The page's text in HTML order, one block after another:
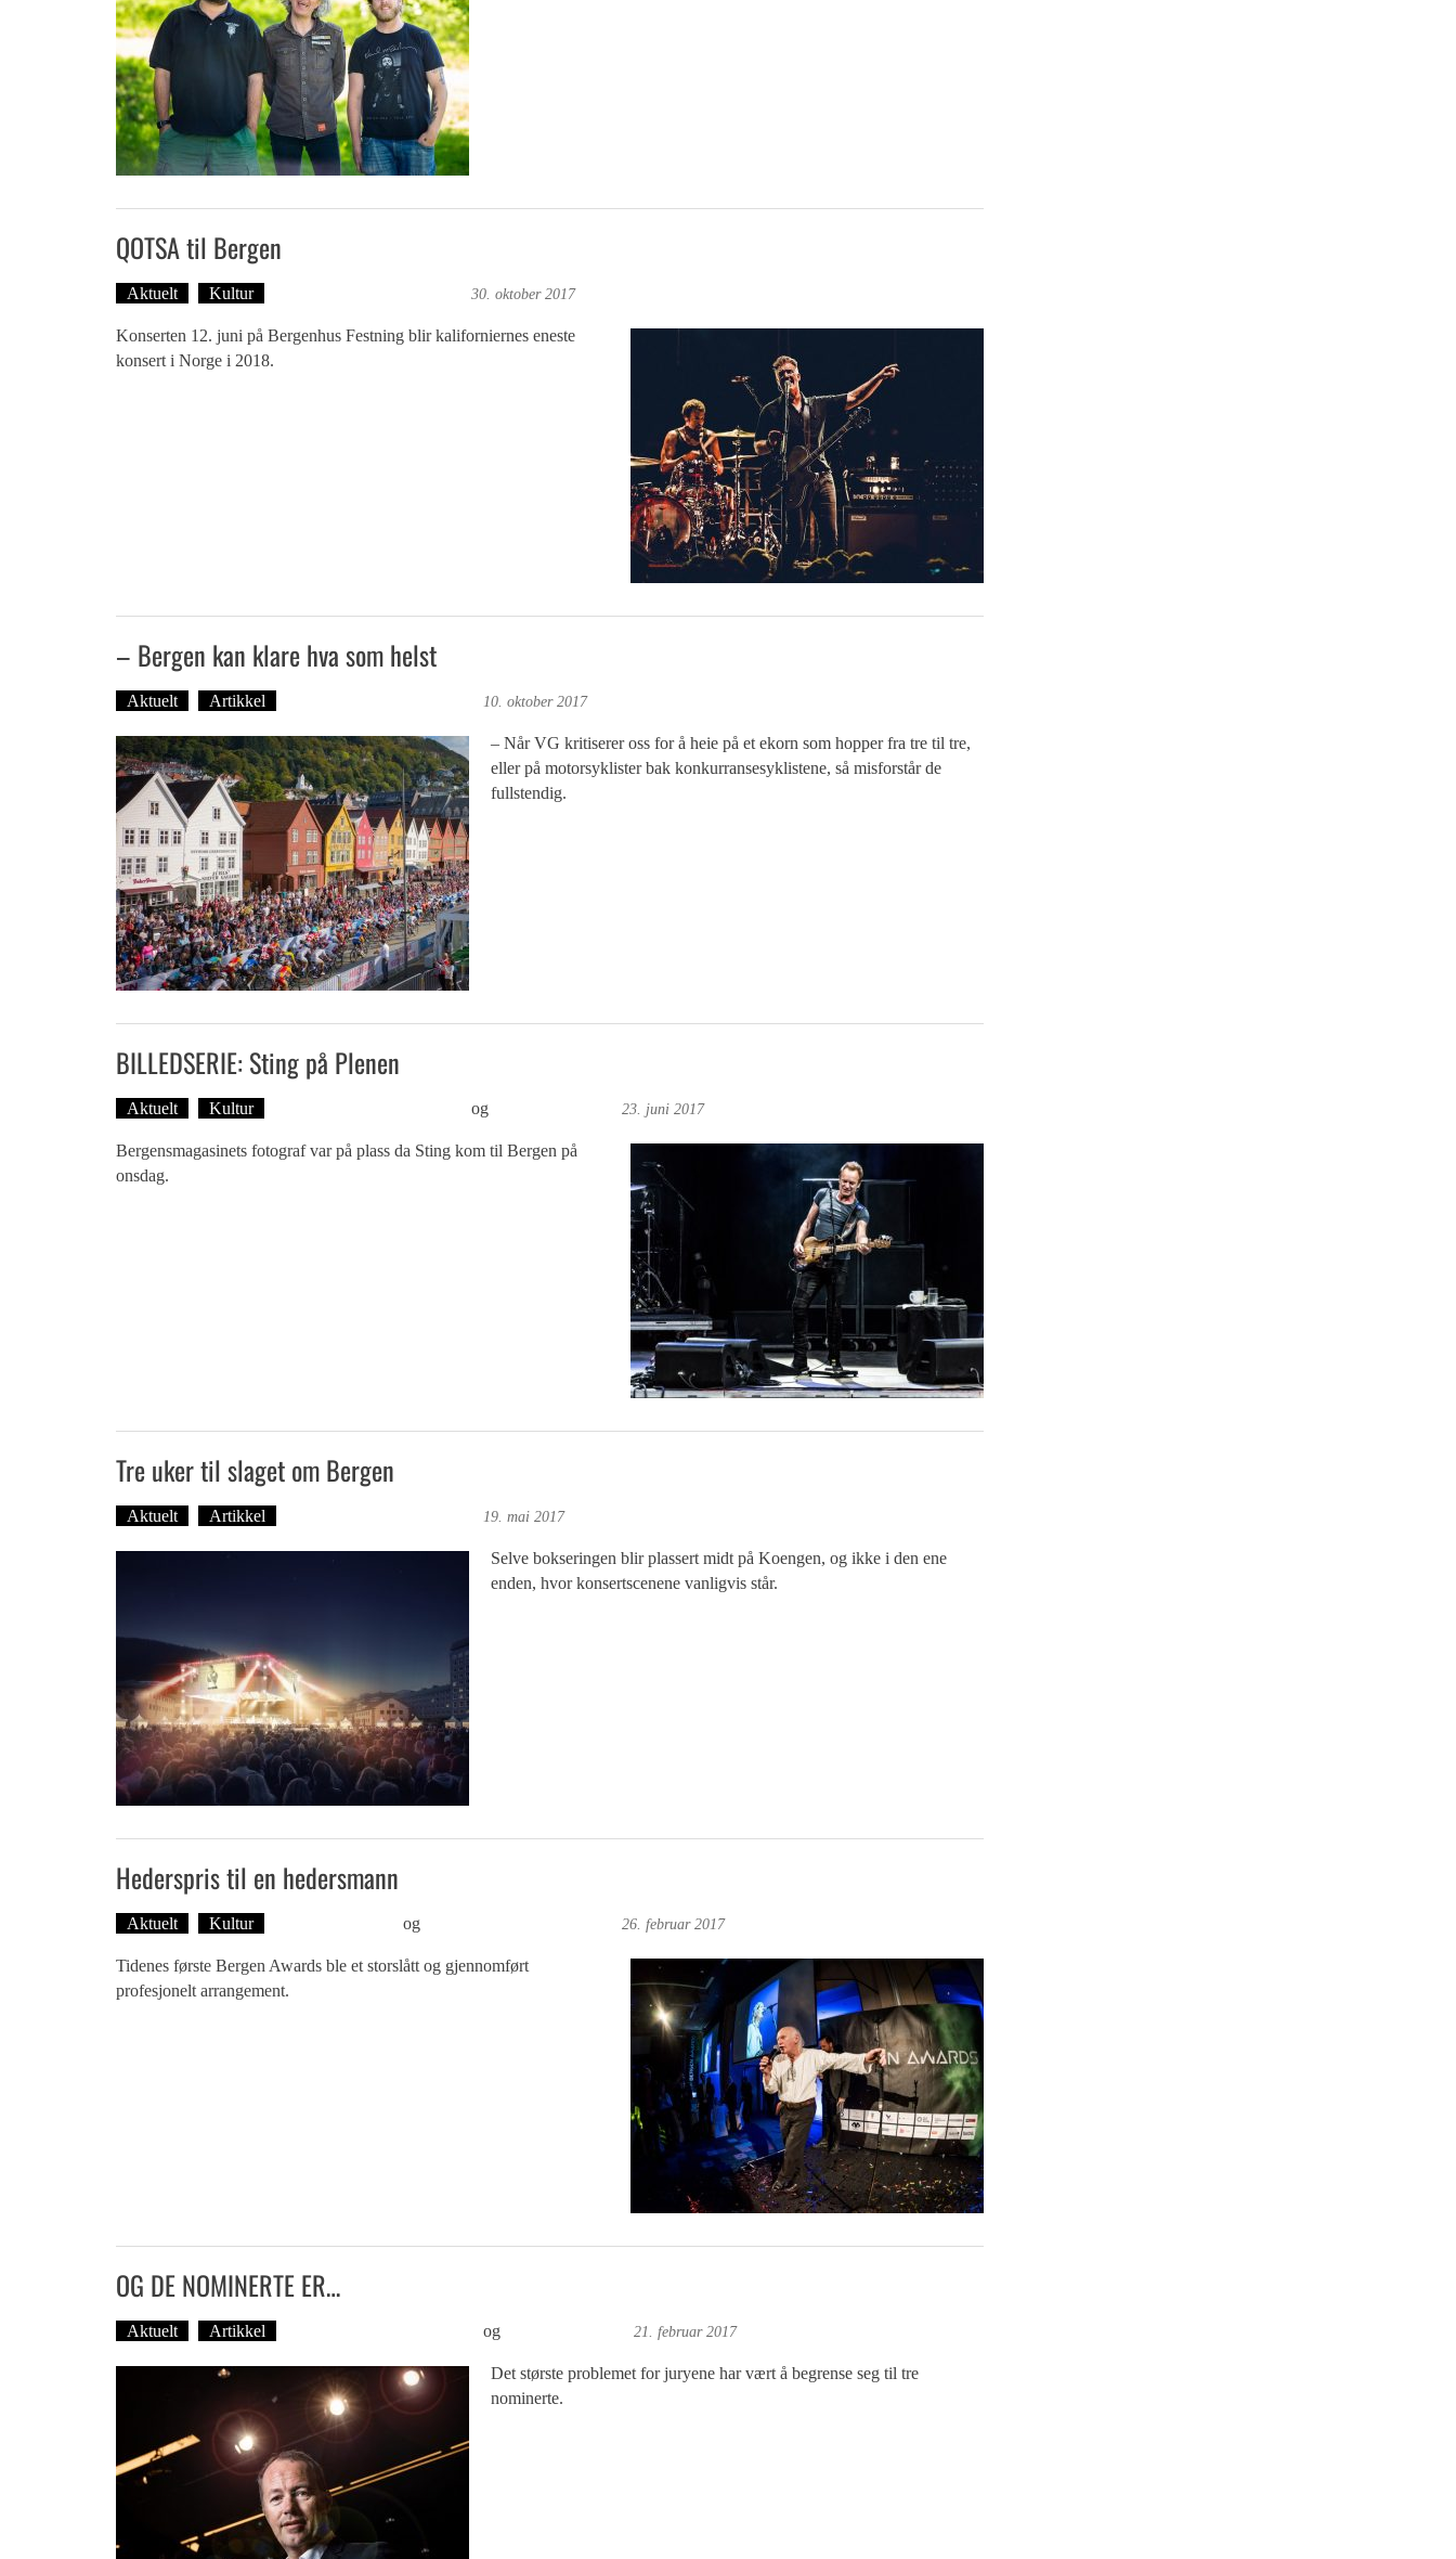
QOTSA til Bergen
Aktuelt Kultur 30. oktober 2017
Konserten 12. juni på Bergenhus Festning blir kaliforniernes eneste
konsert i Norge i 2018.
– Bergen kan klare hva som helst
Aktuelt Artikkel 10. oktober 2017
– Når VG kritiserer oss for å heie på et ekorn som hopper fra tre til tre,
eller på motorsyklister bak konkurransesyklistene, så misforstår de
fullstendig.
BILLEDSERIE: Sting på Plenen
Aktuelt Kultur og 23. juni 2017
Bergensmagasinets fotograf var på plass da Sting kom til Bergen på
onsdag.
Tre uker til slaget om Bergen
Aktuelt Artikkel 19. mai 2017
Selve bokseringen blir plassert midt på Koengen, og ikke i den ene
enden, hvor konsertscenene vanligvis står.
Hederspris til en hedersmann
Aktuelt Kultur og 26. februar 2017
Tidenes første Bergen Awards ble et storslått og gjennomført
profesjonelt arrangement.
OG DE NOMINERTE ER…
Aktuelt Artikkel og 21. februar 2017
Det største problemet for juryene har vært å begrense seg til tre
nominerte.